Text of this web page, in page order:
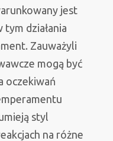
jest
działania
Zauważyli
mogą być
oczekiwań
styl
na różne